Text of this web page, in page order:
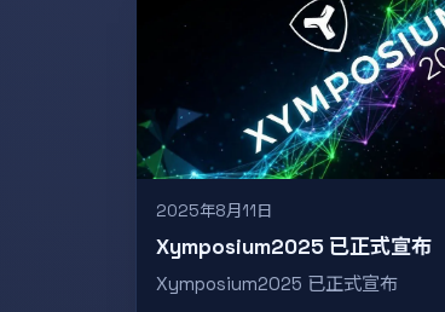
2025年8月11日
Xymposium2025 已正式宣布
Xymposium2025 已正式宣布